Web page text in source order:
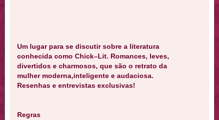
Um lugar para se discutir sobre a literatura
conhecida como Chick–Lit. Romances, leves,
divertidos e charmosos, que são o retrato da
mulher moderna,inteligente e audaciosa.
Resenhas e entrevistas exclusivas!
Regras